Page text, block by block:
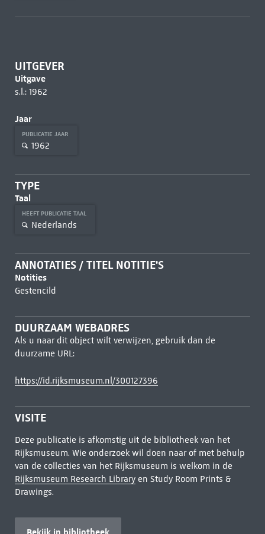
UITGEVER
Uitgave
s.l.: 1962
Jaar
PUBLICATIE JAAR
1962
TYPE
Taal
HEEFT PUBLICATIE TAAL
Nederlands
ANNOTATIES / TITEL NOTITIE'S
Notities
Gestencild
DUURZAAM WEBADRES
Als u naar dit object wilt verwijzen, gebruik dan de
duurzame URL:
https://id.rijksmuseum.nl/300127396
VISITE
Deze publicatie is afkomstig uit de bibliotheek van het
Rijksmuseum. Wie onderzoek wil doen naar of met behulp
van de collecties van het Rijksmuseum is welkom in de
Rijksmuseum Research Libraryen Study Room Prints &
Drawings.